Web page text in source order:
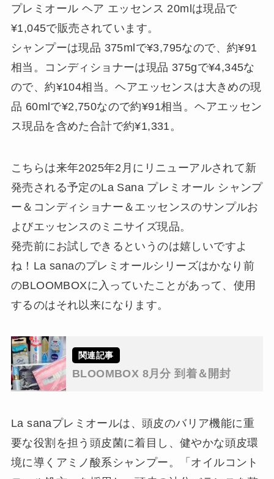
プレミオール ヘア エッセンス 20mlは現品で
¥1,045で販売されています。
シャンプーは現品 375mlで¥3,795なので、約¥91
相当。コンディショナーは現品 375gで¥4,345な
ので、約¥104相当。ヘアエッセンスは大きめの現
品 60mlで¥2,750なので約¥91相当。ヘアエッセン
ス現品を含めた合計で約¥1,331。
こちらは来年2025年2月にリニューアルされて新
発売される予定のLa Sana プレミオール シャンプ
ー＆コンディショナー＆エッセンスのサンプルお
よびエッセンスのミニサイズ現品。
発売前にお試しできるというのは嬉しいですよ
ね！La sanaのプレミオールシリーズはかなり前
のBLOOMBOXに入っていたことがあって、使用
するのはそれ以来になります。
BLOOMBOX 8月分 到着＆開封
La sanaプレミオールは、頭皮のバリア機能に重
要な役割を担う頭皮菌に着目し、健やかな頭皮環
境に導くアミノ酸系シャンプー。「オイルコント